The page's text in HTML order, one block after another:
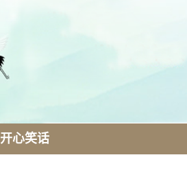
开心笑话